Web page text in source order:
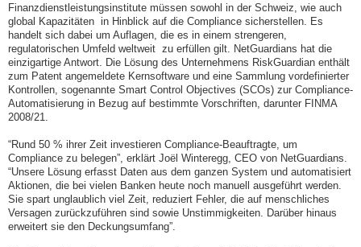
Finanzdienstleistungsinstitute müssen sowohl in der Schweiz, wie auch
global Kapazitäten in Hinblick auf die Compliance sicherstellen. Es
handelt sich dabei um Auflagen, die es in einem strengeren,
regulatorischen Umfeld weltweit zu erfüllen gilt. NetGuardians hat die
einzigartige Antwort. Die Lösung des Unternehmens RiskGuardian enthält
zum Patent angemeldete Kernsoftware und eine Sammlung vordefinierter
Kontrollen, sogenannte Smart Control Objectives (SCOs) zur Compliance-
Automatisierung in Bezug auf bestimmte Vorschriften, darunter FINMA
2008/21.
“Rund 50 % ihrer Zeit investieren Compliance-Beauftragte, um
Compliance zu belegen”, erklärt Joël Winteregg, CEO von NetGuardians.
“Unsere Lösung erfasst Daten aus dem ganzen System und automatisiert
Aktionen, die bei vielen Banken heute noch manuell ausgeführt werden.
Sie spart unglaublich viel Zeit, reduziert Fehler, die auf menschliches
Versagen zurückzuführen sind sowie Unstimmigkeiten. Darüber hinaus
erweitert sie den Deckungsumfang”.